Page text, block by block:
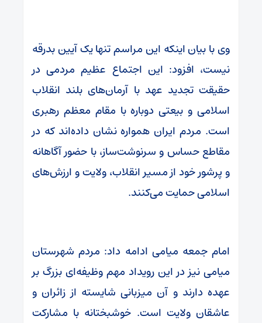
وی با بیان اینکه این مراسم تنها یک آیین بدرقه
نیست، افزود: این اجتماع عظیم مردمی در
حقیقت تجدید عهد با آرمان‌های بلند انقلاب
اسلامی و بیعتی دوباره با مقام معظم رهبری
است. مردم ایران همواره نشان داده‌اند که در
مقاطع حساس و سرنوشت‌ساز، با حضور آگاهانه
و پرشور خود از مسیر انقلاب، ولایت و ارزش‌های
اسلامی حمایت می‌کنند.
امام جمعه میامی ادامه داد: مردم شهرستان
میامی نیز در این رویداد مهم وظیفه‌ای بزرگ بر
عهده دارند و آن میزبانی شایسته از زائران و
عاشقان ولایت است. خوشبختانه با مشارکت